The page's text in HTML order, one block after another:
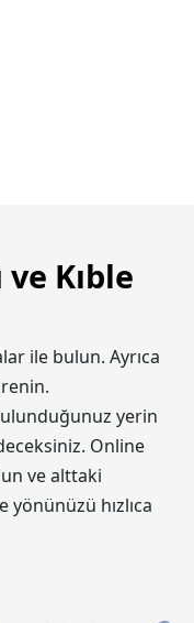
Kıble
ile bulun. Ayrıca
yerin
Online
ve alttaki
yönünüzü hızlıca